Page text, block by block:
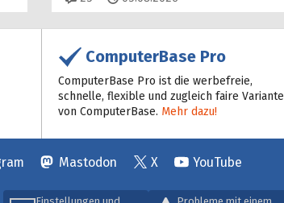
ComputerBase Pro
ComputerBase Pro ist die werbefreie,
schnelle, flexible und zugleich faire Variante
von ComputerBase. Mehr dazu!
Mastodon X YouTube